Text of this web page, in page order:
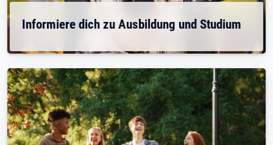
Informiere dich zu Ausbildung und Studium